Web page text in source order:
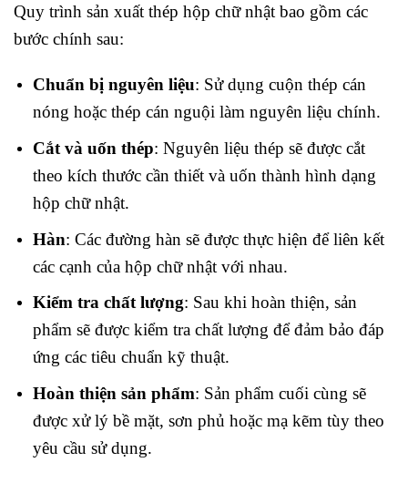
Quy trình sản xuất thép hộp chữ nhật bao gồm các
bước chính sau:
Chuẩn bị nguyên liệu: Sử dụng cuộn thép cán
nóng hoặc thép cán nguội làm nguyên liệu chính.
Cắt và uốn thép: Nguyên liệu thép sẽ được cắt
theo kích thước cần thiết và uốn thành hình dạng
hộp chữ nhật.
Hàn: Các đường hàn sẽ được thực hiện để liên kết
các cạnh của hộp chữ nhật với nhau.
Kiểm tra chất lượng: Sau khi hoàn thiện, sản
phẩm sẽ được kiểm tra chất lượng để đảm bảo đáp
ứng các tiêu chuẩn kỹ thuật.
Hoàn thiện sản phẩm: Sản phẩm cuối cùng sẽ
được xử lý bề mặt, sơn phủ hoặc mạ kẽm tùy theo
yêu cầu sử dụng.